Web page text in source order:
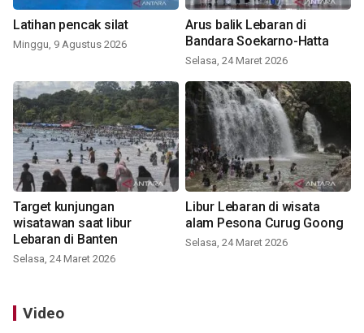
Latihan pencak silat
Minggu, 9 Agustus 2026
Arus balik Lebaran di
Bandara Soekarno-Hatta
Selasa, 24 Maret 2026
Target kunjungan
wisatawan saat libur
Lebaran di Banten
Selasa, 24 Maret 2026
Libur Lebaran di wisata
alam Pesona Curug Goong
Selasa, 24 Maret 2026
Video